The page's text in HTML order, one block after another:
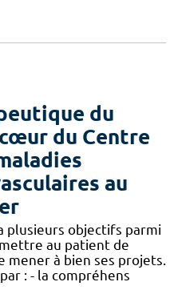
du
du Centre
au
plusieurs objectifs parmi
au patient de
mener à bien ses projets.
: - la compréhens